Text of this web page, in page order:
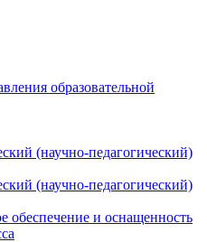
образовательной
(научно-педагогический)
(научно-педагогический)
обеспечение и оснащенность